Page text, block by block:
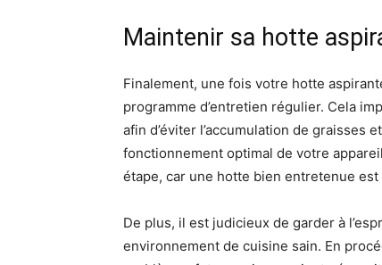
Maintenir sa hotte
Finalement, une fois votre hotte
programme d’entretien régulier. Cela
afin d’éviter l’accumulation de
fonctionnement optimal de votre
étape, car une hotte bien entretenue
De plus, il est judicieux de garder à
environnement de cuisine sain. En